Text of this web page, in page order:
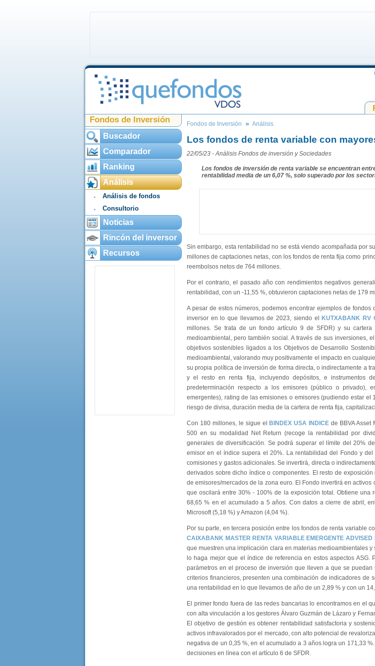
Fondos de Inversión
Buscador
Comparador
Ranking
Análisis
Análisis de fondos
Consultorio
Noticias
Rincón del inversor
Recursos
Fondos de Inversión Análisis
Los fondos de renta variable con
22/05/23 -Análisis Fondos de inversión y Sociedades
Los fondos de inversión de renta variable se encuentran
rentabilidad media de un 6,07 %, solo superado por los
Sin embargo, esta rentabilidad no se está viendo acompañada por
millones de captaciones netas, con los fondos de renta fija como
reembolsos netos de 764 millones.
Por el contrario, el pasado año con rendimientos negativos
rentabilidad, con un -11,55 %, obtuvieron captaciones netas de 179
A pesar de estos números, podemos encontrar ejemplos de
inversor en lo que llevamos de 2023, siendo el
KUTXABANK RV
millones. Se trata de un fondo artículo 9 de SFDR) y su cartera
medioambiental, pero también social. A través de sus inversiones,
objetivos sostenibles ligados a los Objetivos de Desarrollo
medioambiental, valorando muy positivamente el impacto en
su propia política de inversión de forma directa, o indirectamente a
y el resto en renta fija, incluyendo depósitos, e instrumentos
predeterminación respecto a los emisores (público o privado),
emergentes), rating de las emisiones o emisores (pudiendo estar
riesgo de divisa, duración media de la cartera de renta fija,
Con 180 millones, le sigue el BINDEX USA INDICE de BBVA Asset
500 en su modalidad Net Return (recoge la rentabilidad por
generales de diversificación. Se podrá superar el límite del 20%
emisor en el índice supera el 20%. La rentabilidad del Fondo y
comisiones y gastos adicionales. Se invertirá, directa o
derivados sobre dicho índice o componentes. El resto de
de emisores/mercados de la zona euro. El Fondo invertirá en
que oscilará entre 30% - 100% de la exposición total. Obtiene
68,65 % en el acumulado a 5 años. Con datos a cierre de abril,
Microsoft (5,18 %) y Amazon (4,04 %).
Por su parte, en tercera posición entre los fondos de renta variable
CAIXABANK MASTER RENTA VARIABLE EMERGENTE ADVISED
que muestren una implicación clara en materias medioambientales
lo haga mejor que el índice de referencia en estos aspectos
parámetros en el proceso de inversión que lleven a que se
criterios financieros, presenten una combinación de indicadores
una rentabilidad en lo que llevamos de año de un 2,89 % y con un
El primer fondo fuera de las redes bancarias lo encontramos en el
con alta vinculación a los gestores Álvaro Guzmán de Lázaro y
El objetivo de gestión es obtener rentabilidad satisfactoria y
activos infravalorados por el mercado, con alto potencial de
negativa de un 0,35 %, en el acumulado a 3 años logra un 171,33
decisiones en línea con el artículo 6 de SFDR.